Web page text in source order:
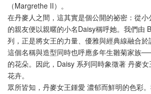
（Margrethe II）。
在丹麥人之間，這其實是個公開的祕密：從
的親友便以親暱的小名Daisy稱呼她。我們由
列，正是將女王的力量、優雅與經典線融合於
這個名稱與造型同時也呼應多年生雛菊家族
的花朵。因此，Daisy 系列同時象徵著 丹麥
花卉。
眾所皆知，丹麥女王鍾愛 濃郁而鮮明的色彩